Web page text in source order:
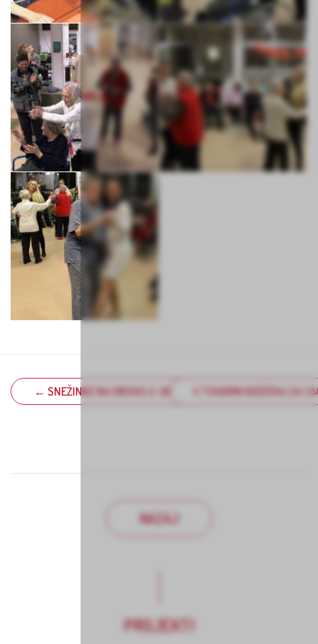
← SNEŽINKE NA OBISKU 2. DEL – MEDGENERACIJSKO
V TOVARNI BOŽIČKA ZA 1
NAZAJ
PROJEKTI